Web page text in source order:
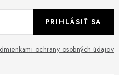
ochrany osobných údajov
PRIHLÁSIŤ SA